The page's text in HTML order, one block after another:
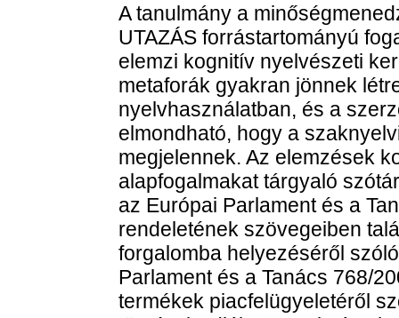
A tanulmány a
UTAZÁS forrástartományú
elemzi kognitív nyelvészeti
metaforák gyakran jönnek
nyelvhasználatban, és a
elmondható, hogy a
megjelennek. Az elemzések
alapfogalmakat tárgyaló
az Európai Parlament és a
rendeletének szövegeiben
forgalomba helyezéséről
Parlament és a Tanács 768/
termékek piacfelügyeletéről